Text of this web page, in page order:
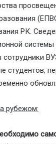
РК.
системы
студентов,
рубежом: